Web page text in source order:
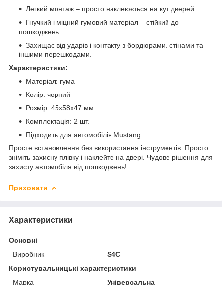
Легкий монтаж – просто наклеюється на кут дверей.
Гнучкий і міцний гумовий матеріал – стійкий до
пошкоджень.
Захищає від ударів і контакту з бордюрами, стінами та
іншими перешкодами.
Характеристики:
Матеріал: гума
Колір: чорний
Розмір: 45х58х47 мм
Комплектація: 2 шт.
Підходить для автомобілів Mustang
Просте встановлення без використання інструментів. Просто
зніміть захисну плівку і наклейте на двері. Чудове рішення для
захисту автомобіля від пошкоджень!
Приховати
Характеристики
Основні
Виробник
S4C
Користувальницькі характеристики
Марка
Універсальна